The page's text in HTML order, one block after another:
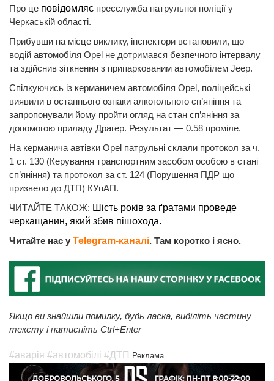
Про це повідомляє пресслужба патрульної поліції у
Черкаській області.
Прибувши на місце виклику, інспектори встановили, що
водій автомобіля Opel не дотримався безпечного інтервалу
та здійснив зіткнення з припаркованим автомобілем Jeep.
Спілкуючись із керманичем автомобіля Opel, поліцейські
виявили в останнього ознаки алкогольного сп’яніння та
запропонували йому пройти огляд на стан сп’яніння за
допомогою приладу Драгер. Результат — 0.58 проміле.
На керманича автівки Opel патрульні склали протокол за ч.
1 ст. 130 (Керування транспортним засобом особою в стані
сп’яніння) та протокол за ст. 124 (Порушення ПДР що
призвело до ДТП) КУпАП.
ЧИТАЙТЕ ТАКОЖ: Шість років за ґратами проведе
черкащанин, який збив пішохода.
Читайте нас у Telegram-каналі. Там коротко і ясно.
Якщо ви знайшли помилку, будь ласка, виділіть частину
тексту і натисніть Ctrl+Enter
#аварія #автомобілі #ДТП Реклама